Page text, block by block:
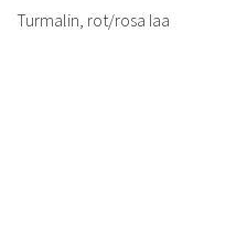
Turmalin, rot/rosa Iaa